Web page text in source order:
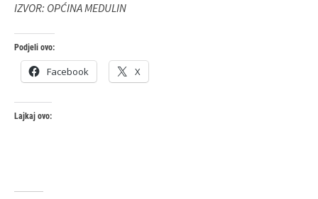
IZVOR: OPĆINA MEDULIN
Podjeli ovo:
Facebook X
Lajkaj ovo: